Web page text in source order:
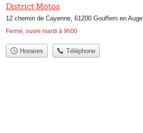
District Motos
12 chemin de Cayenne, 61200 Gouffern en Auge
Fermé, ouvre mardi à 9h00
Horaires Téléphone